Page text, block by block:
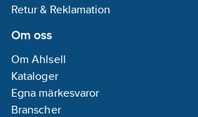
Retur & Reklamation
Om oss
Om Ahlsell
Kataloger
Egna märkesvaror
Branscher